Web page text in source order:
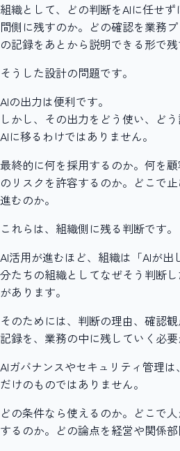
組織として、どの判断をAIに任せ
間側に残すのか。どの確認を業務
の記録をあとから説明できる形で残
そうした設計の問題です。
AIの出力は便利です。
しかし、その出力をどう使い、ど
AIに移るわけではありません。
最終的に何を採用するのか。何を
のリスクを許容するのか。どこで
進むのか。
これらは、組織側に残る判断です。
AI活用が進むほど、組織は「AIが出
分たちの組織としてなぜそう判断
があります。
そのためには、判断の理由、確認
記録を、業務の中に残していく必要
AIガバナンスやセキュリティ管理
だけのものではありません。
どの条件なら使えるのか。どこで
するのか。どの論点を経営や関係